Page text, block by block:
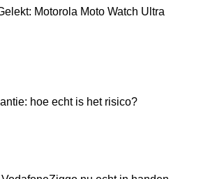
Motorola Moto Watch Ultra
hoe echt is het risico?